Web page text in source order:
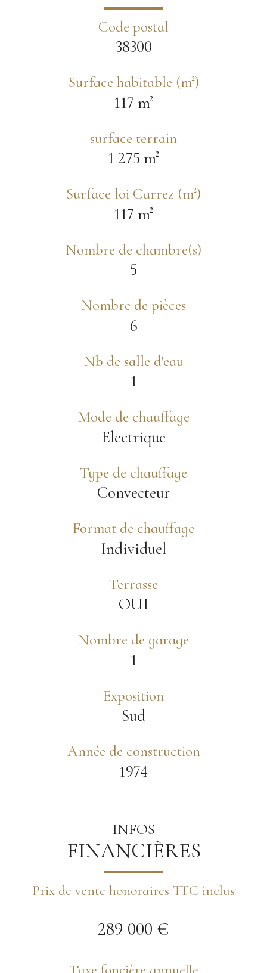
Code postal
38300
Surface habitable (m²)
117 m²
surface terrain
1 275 m²
Surface loi Carrez (m²)
117 m²
Nombre de chambre(s)
5
Nombre de pièces
6
Nb de salle d'eau
1
Mode de chauffage
Electrique
Type de chauffage
Convecteur
Format de chauffage
Individuel
Terrasse
OUI
Nombre de garage
1
Exposition
Sud
Année de construction
1974
INFOS
FINANCIÈRES
Prix de vente honoraires TTC inclus
289 000 €